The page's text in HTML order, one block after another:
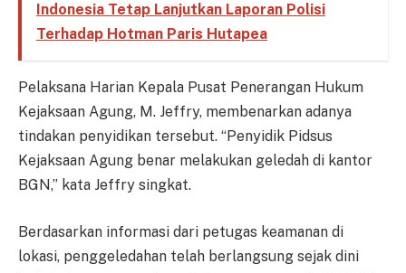
Indonesia Tetap Lanjutkan Laporan Polisi
Terhadap Hotman Paris Hutapea
Pelaksana Harian Kepala Pusat Penerangan Hukum
Kejaksaan Agung, M. Jeffry, membenarkan adanya
tindakan penyidikan tersebut. “Penyidik Pidsus
Kejaksaan Agung benar melakukan geledah di kantor
BGN,” kata Jeffry singkat.
Berdasarkan informasi dari petugas keamanan di
lokasi, penggeledahan telah berlangsung sejak dini